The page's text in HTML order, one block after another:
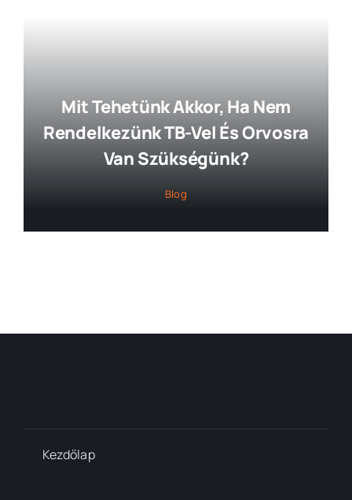
Mit Tehetünk Akkor, Ha Nem
Rendelkezünk TB-Vel És Orvosra
Van Szükségünk?
Blog
Kezdőlap